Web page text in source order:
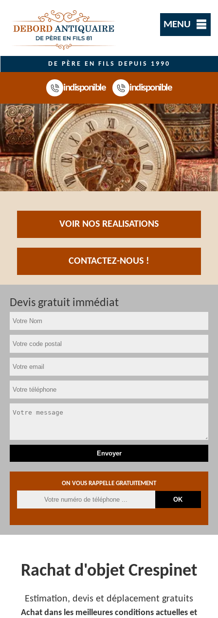
MENU
DE PÈRE EN FILS DEPUIS 1990
indisponible indisponible
VOIR NOS REALISATIONS
CONTACTEZ-NOUS !
Devis gratuit immédiat
ON VOUS RAPPELLE GRATUITEMENT
Rachat d'objet Crespinet
Estimation, devis et déplacement gratuits
Achat dans les meilleures conditions actuelles et